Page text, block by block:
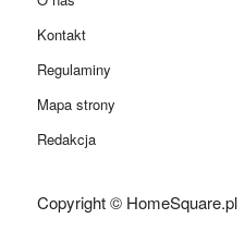
Kontakt
Regulaminy
Mapa strony
Redakcja
Copyright © HomeSquare.pl